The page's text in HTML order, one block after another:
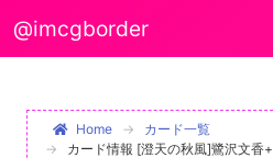
@imcgborder
Home
カード一覧
カード情報 [澄天の秋風]鷺沢文香+